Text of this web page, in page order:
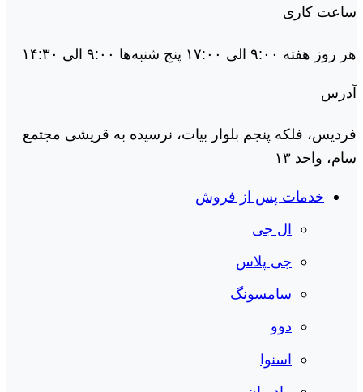
ساعت کاری
هر روز هفته ۹:۰۰ الی ۱۷:۰۰ پنج شنبه‌ها ۹:۰۰ الی ۱۴:۳۰
آدرس
فردیس، فلکه پنجم بلوار بیات، نرسیده به قریشی مجتمع
سام، واحد ۱۳
خدمات پس از فروش
ال جی
جی پلاس
سامسونگ
دوو
اسنوا